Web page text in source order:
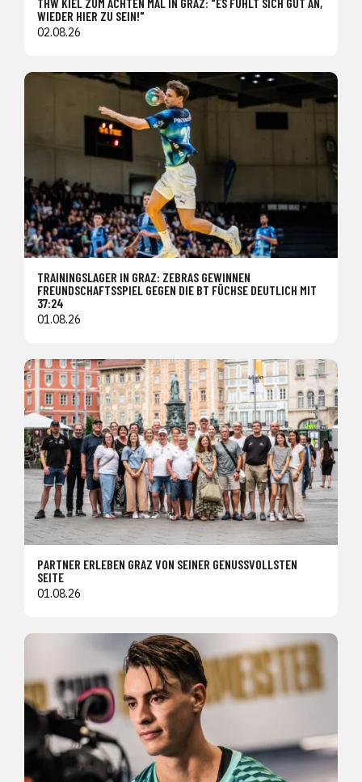
WIEDER HIER ZU SEIN!"
02.08.26
TRAININGSLAGER IN GRAZ: ZEBRAS GEWINNEN
FREUNDSCHAFTSSPIEL GEGEN DIE BT FÜCHSE DEUTLICH MIT
37:24
01.08.26
PARTNER ERLEBEN GRAZ VON SEINER GENUSSVOLLSTEN
SEITE
01.08.26